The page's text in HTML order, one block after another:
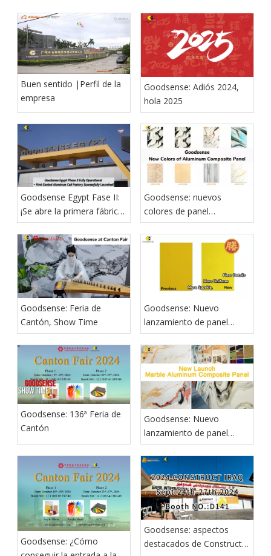
Buen sentido |Perfil de la
empresa
Goodsense: Adiós 2024,
hola 2025
Goodsense Egypt Fase II:
¡Se abre la primera fábrica
de bobinas de aluminio
revestidas!
Goodsense: nuevos
colores de panel
compuesto de aluminio
Goodsense: Feria de
Cantón, Show Time
Goodsense: Nuevo
lanzamiento de panel
compuesto de aluminio
brillante
Goodsense: 136ª Feria de
Cantón
Goodsense: Nuevo
lanzamiento de panel
compuesto de aluminio y
mármol
Goodsense: ¿Cómo
Goodsense: aspectos
destacados de Construct